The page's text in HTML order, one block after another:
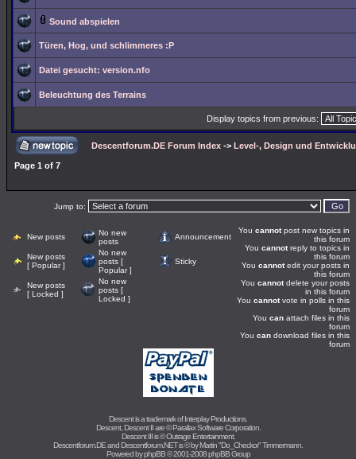
Sound abspielen
Türen, Hog, und schlimmeres :P
Datei gesucht: version.nfo
Beleuchtung des Terrains
Display topics from previous:
Descentforum.DE Forum Index -> Level-, Design und
Page 1 of 7
Jump to:
New posts
No new
posts
Announcement
New posts
[ Popular ]
No new
posts [
Popular ]
Sticky
New posts
[ Locked ]
No new
posts [
Locked ]
You cannotpost new topics in
this forum
You cannotreply to topics in
this forum
You cannotedit your posts in
this forum
You cannotdelete your posts
in this forum
You cannotvote in polls in this
forum
You can attach files in this
forum
You can download files in this
forum
Descent is a trademark ofInterplay Productions.
Descent, Descent II are ©Parallax Software Corporation.
Descent III is ©Outrage Entertainment.
Descentforum.DE and Descentforum.NET is © byMartin "Do_Checkor" Timmermann
Powered byphpBB© 2001-2008 phpBB Group